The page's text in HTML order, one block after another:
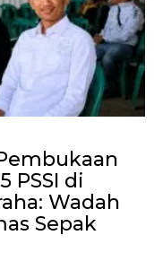
PSSI di
Wadah
Sepak